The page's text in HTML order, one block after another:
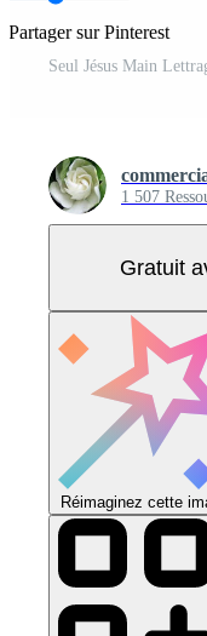
Partager sur Pinterest
Seul Jésus Main
1 507
Gratuit
Réimaginez cette